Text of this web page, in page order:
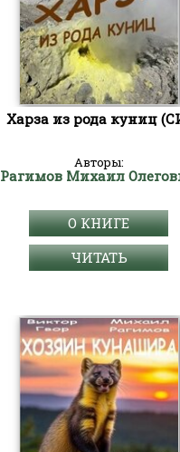
Харза из рода куниц
Авторы:
Рагимов Михаил
О КНИГЕ
ЧИТАТЬ